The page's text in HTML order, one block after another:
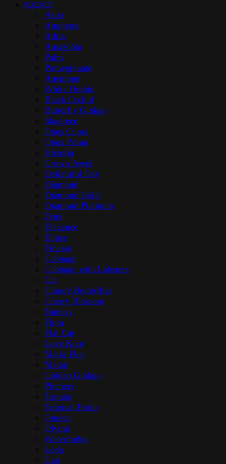
KOLEKCE
Aster
Amphora
Adria
Amazōnia
Palm
Pomegranate
Anemone
White Orchid
Black Orchid
Butterfly Ginkgo
Shagreen
Opus Cupra
Opus Prima
Historia
Crown Jewel
Delightful Day
Diamond
Diamond Gold
Diamond Platinum
Dots
Elegance
Elipse
Finesse
Cabbage
Cabbage with Lobsters
Cat
Cloudy Butterflies
Cherry Blossom
Fantasy
Flora
Flat Cut
Love Knot
Maria Flor
Melon
Golden Ginkgo
Pitchers
Tomato
Tropical Fruits
Omega
Olymp
Watermelon
Loris
Gap